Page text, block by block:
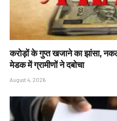
करोड़ों के गुप्त खजाने का झांसा,
मेडक में ग्रामीणों ने दबोचा
August 4, 2026